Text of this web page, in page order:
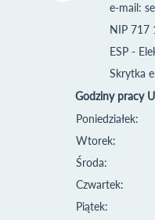
e-mail:
NIP 717
ESP -
Skrytka
Godziny pracy
Poniedziałek:
Wtorek:
Środa:
Czwartek:
Piątek: